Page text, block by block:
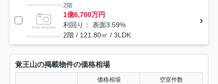
2階
1億6,700万円
利回り： 表面3.59%
2階 / 121.80㎡ / 3LDK
覚王山の掲載物件の価格相場
価格相場 空室件数